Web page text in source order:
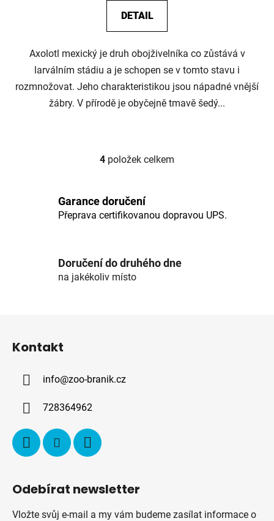
DETAIL
Axolotl mexický je druh obojživelníka co zůstává v
larválním stádiu a je schopen se v tomto stavu i
rozmnožovat. Jeho charakteristikou jsou nápadné vnější
žábry. V přírodě je obyčejně tmavě šedý...
O
á
d
í
p
4 položek celkem
Garance doručení
Přeprava certifikovanou dopravou UPS.
Doručení do druhého dne
na jakékoliv místo
Kontakt
info@zoo-branik.cz
728364962
Odebírat newsletter
Vložte svůj e-mail a my vám budeme zasílat informace o